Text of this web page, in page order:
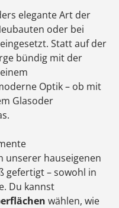
elegante Art der
oder bei
Statt auf der
bündig mit der
Optik – ob mit
Glasoder
unserer hauseigenen
gefertigt – sowohl in
Du kannst
wählen, wie